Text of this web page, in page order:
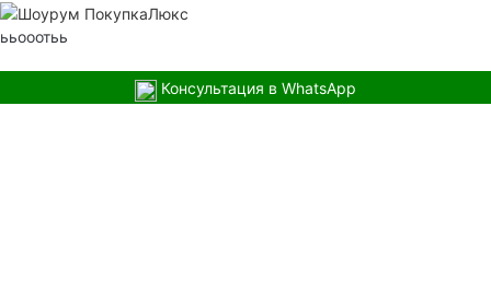
ььооотьь
Консультация в WhatsApp